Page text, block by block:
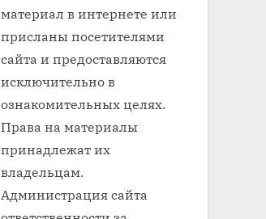
материал в интернете или
присланы посетителями
сайта и предоставляются
исключительно в
ознакомительных целях.
Права на материалы
принадлежат их
владельцам.
Администрация сайта